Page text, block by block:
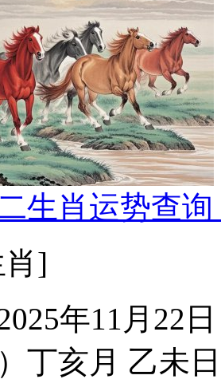
生肖运势查
]
年11月22
）丁亥月 乙未